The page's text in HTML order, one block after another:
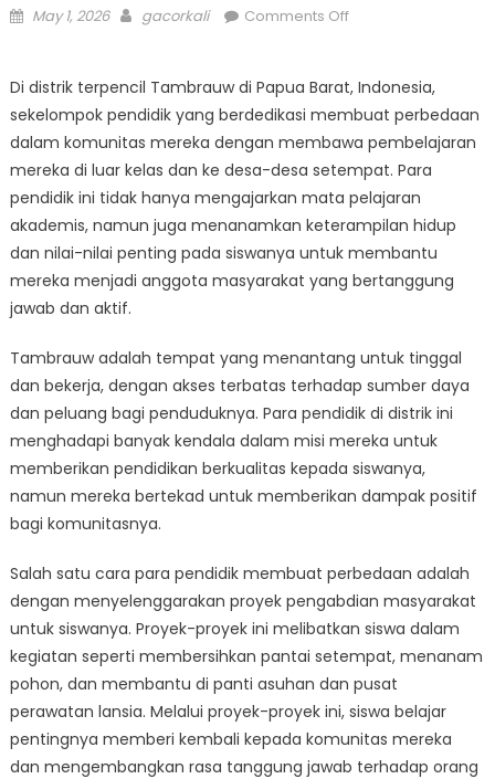
Posted
May 1, 2026 Author
gacorkali Comments Offon
ke
Komunitas:
Bagaimana
Pendidik
di
Tambrauw
Membuat
Di distrik terpencil Tambrauw di Papua Barat, Indonesia,
sekelompok pendidik yang berdedikasi membuat perbedaan
dalam komunitas mereka dengan membawa pembelajaran
mereka di luar kelas dan ke desa-desa setempat. Para
pendidik ini tidak hanya mengajarkan mata pelajaran
akademis, namun juga menanamkan keterampilan hidup
dan nilai-nilai penting pada siswanya untuk membantu
mereka menjadi anggota masyarakat yang bertanggung
jawab dan aktif.
Tambrauw adalah tempat yang menantang untuk tinggal
dan bekerja, dengan akses terbatas terhadap sumber daya
dan peluang bagi penduduknya. Para pendidik di distrik ini
menghadapi banyak kendala dalam misi mereka untuk
memberikan pendidikan berkualitas kepada siswanya,
namun mereka bertekad untuk memberikan dampak positif
bagi komunitasnya.
Salah satu cara para pendidik membuat perbedaan adalah
dengan menyelenggarakan proyek pengabdian masyarakat
untuk siswanya. Proyek-proyek ini melibatkan siswa dalam
kegiatan seperti membersihkan pantai setempat, menanam
pohon, dan membantu di panti asuhan dan pusat
perawatan lansia. Melalui proyek-proyek ini, siswa belajar
pentingnya memberi kembali kepada komunitas mereka
dan mengembangkan rasa tanggung jawab terhadap orang